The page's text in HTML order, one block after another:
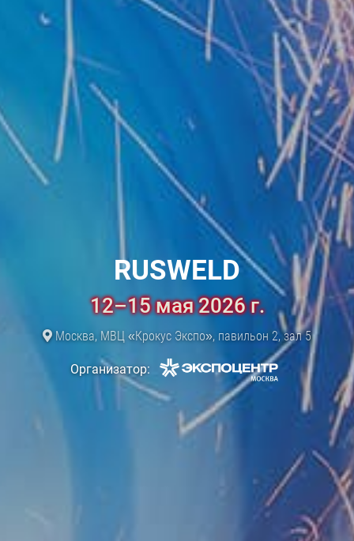
RUSWELD
12–15 мая 2026 г.
Москва, МВЦ «Крокус Экспо», павильон 2, зал 5
Организатор: